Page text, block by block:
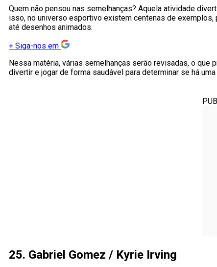
Quem não pensou nas semelhanças? Aquela atividade
isso, no universo esportivo existem centenas de
até desenhos animados.
+ Siga-nos em
Nessa matéria, várias semelhanças serão revisadas, o
divertir e jogar de forma saudável para determinar se há uma
25. Gabriel Gomez / Kyrie Irving